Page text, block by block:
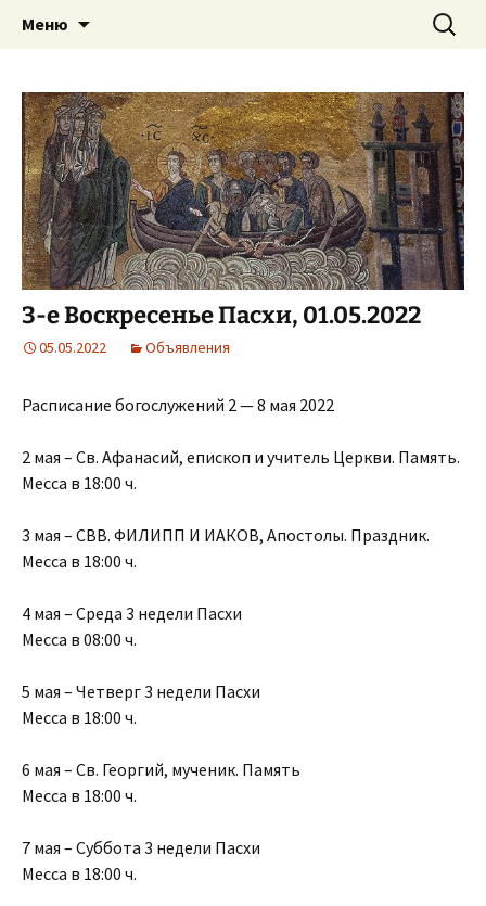
Римско-католическая
церковь в Саратове
Приход святого Климента
Меню Найти:
3-е Воскресенье Пасхи, 01.05.2022
05.05.2022 Объявления
Расписание богослужений 2 — 8 мая 2022
2 мая – Св. Афанасий, епископ и учитель Церкви. Память.
Месса в 18:00 ч.
3 мая – СВВ. ФИЛИПП И ИАКОВ, Апостолы. Праздник.
Месса в 18:00 ч.
4 мая – Среда 3 недели Пасхи
Месса в 08:00 ч.
5 мая – Четверг 3 недели Пасхи
Месса в 18:00 ч.
6 мая – Св. Георгий, мученик. Память
Месса в 18:00 ч.
7 мая – Суббота 3 недели Пасхи
Месса в 18:00 ч.